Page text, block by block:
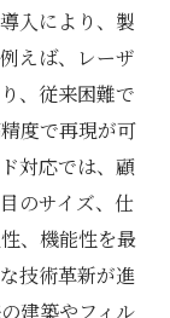
入により、製
えば、レーザ
、従来困難で
度で再現が可
対応では、顧
のサイズ、仕
、機能性を最
技術革新が進
建築やフィル